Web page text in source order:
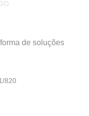
de soluções
820